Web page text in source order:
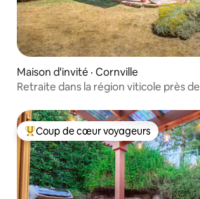
Maison d'invité · Cornville
Retraite dans la région viticole près
Coup de cœur voyageurs parmi les
Coup de cœur voyageurs